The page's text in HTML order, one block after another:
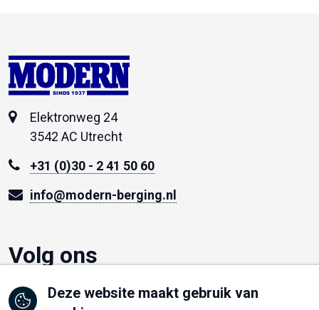
Deze website maakt gebruik van
SINDS 1937
Elektronweg 24
3542 AC Utrecht
+31 (0)30 - 2 41 50 60
info@modern-berging.nl
Volg ons